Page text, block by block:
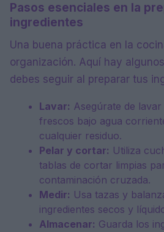
Pasos esenciales en la
ingredientes
Una buena práctica en la
organización. Aquí hay
debes seguir al preparar tus
Lavar: Asegúrate de
frescos bajo agua
cualquier residuo.
Pelar y cortar: Utiliza
tablas de cortar limpias
contaminación cruzada.
Medir: Usa tazas y
ingredientes secos y
Almacenar: Guarda los